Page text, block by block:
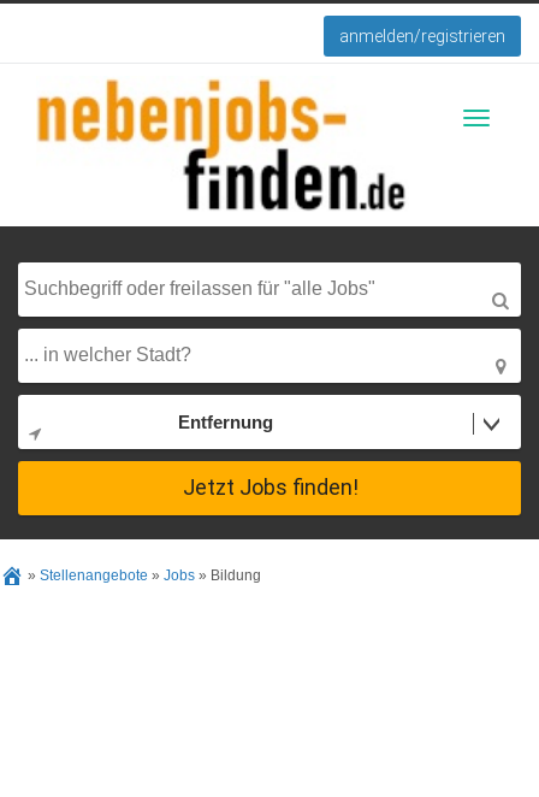
anmelden/registrieren
Entfernung
Jetzt Jobs finden!
» Stellenangebote » Jobs » Bildung